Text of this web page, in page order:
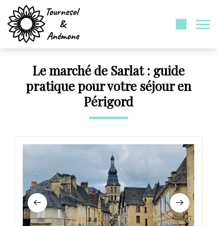
Le marché de Sarlat : guide
pratique pour votre séjour en
Périgord